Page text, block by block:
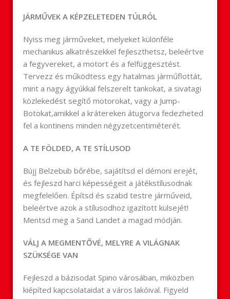
JÁRMŰVEK A KÉPZELETEDEN TÚLRÓL
Nyiss meg járműveket, melyeket különféle
mechanikus alkatrészekkel fejleszthetsz, beleértve
a fegyvereket, a motort és a felfüggesztést.
Tervezz és működtess egy hatalmas járműflottát,
mint a nagy ágyúkkal felszerelt tankokat, a sivatagi
közlekedést segítő motorokat, vagy a Jump-
Botokat,amikkel a krátereken átugorva fedezheted
fel a kontinens minden négyzetcentiméterét.
A TE FÖLDED, A TE STÍLUSOD
Bújj Belzebub bőrébe, sajátítsd el démoni erejét,
és fejleszd harci képességeit a játékstílusodnak
megfelelően. Építsd és szabd testre járműveid,
beleértve azok a stílusodhoz igazított külsejét!
Mentsd meg a Sand Landet a magad módján.
VÁLJ A MEGMENTŐVÉ, MELYRE A VILÁGNAK
SZÜKSÉGE VAN
Fejleszd a bázisodat Spino városában, miközben
kiépíted kapcsolataidat a város lakóival. Figyeld